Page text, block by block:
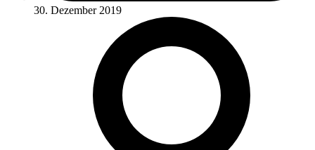
30. Dezember 2019